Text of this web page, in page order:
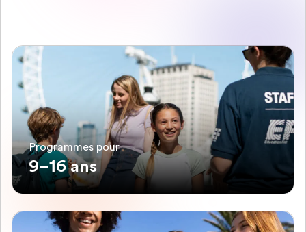
Programmes pour
9–16 ans